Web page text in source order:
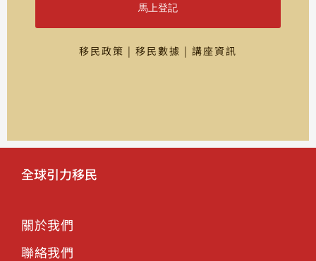
馬上登記
移民政策 | 移民數據 | 講座資訊
全球引力移民
關於我們
聯絡我們